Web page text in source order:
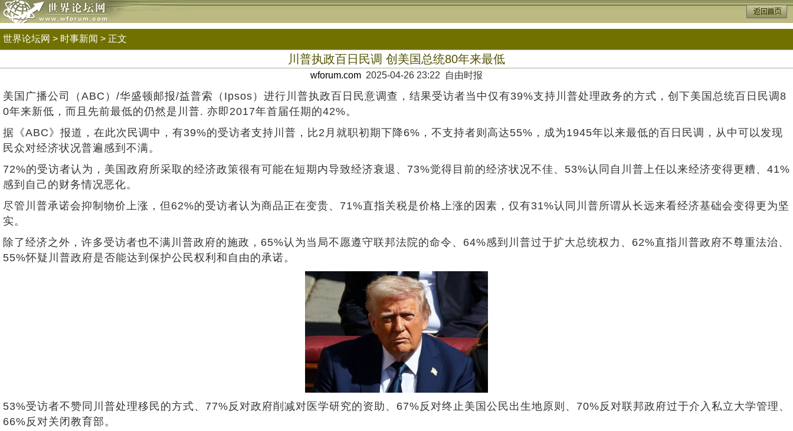
世界论坛网 > 时事新闻 > 正文
川普执政百日民调 创美国总统80年来最低
wforum.com 2025-04-26 23:22 自由时报
美国广播公司（ABC）/华盛顿邮报/益普索（Ipsos）进行川普执政百日民意调查，结果受访者当中仅有39%支持川普处理政务的方式，创下美国总统百日民调8
0年来新低，而且先前最低的仍然是川普. 亦即2017年首届任期的42%。
据《ABC》报道，在此次民调中，有39%的受访者支持川普，比2月就职初期下降6%，不支持者则高达55%，成为1945年以来最低的百日民调，从中可以发现
民众对经济状况普遍感到不满。
72%的受访者认为，美国政府所采取的经济政策很有可能在短期内导致经济衰退、73%觉得目前的经济状况不佳、53%认同自川普上任以来经济变得更糟、41%
感到自己的财务情况恶化。
尽管川普承诺会抑制物价上涨，但62%的受访者认为商品正在变贵、71%直指关税是价格上涨的因素，仅有31%认同川普所谓从长远来看经济基础会变得更为坚
实。
除了经济之外，许多受访者也不满川普政府的施政，65%认为当局不愿遵守联邦法院的命令、64%感到川普过于扩大总统权力、62%直指川普政府不尊重法治、
55%怀疑川普政府是否能达到保护公民权利和自由的承诺。
53%受访者不赞同川普处理移民的方式、77%反对政府削减对医学研究的资助、67%反对终止美国公民出生地原则、70%反对联邦政府过于介入私立大学管理、
66%反对关闭教育部。